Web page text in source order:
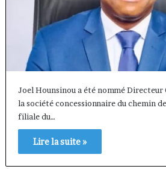
Joel Hounsinou a été nommé Directeur
la société concessionnaire du chemin
filiale du…
Lire la suite »